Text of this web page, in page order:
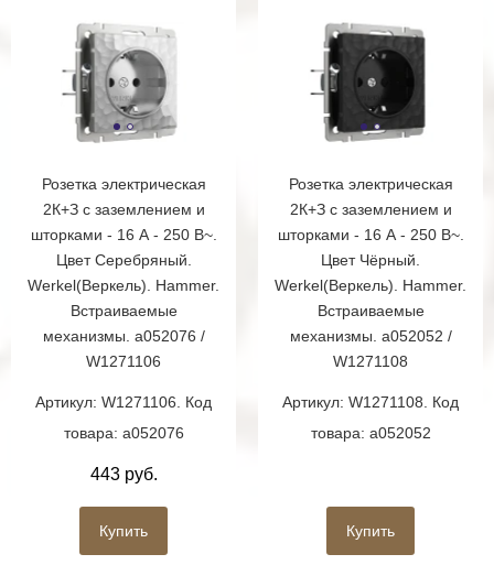
Розетка электрическая
2К+З с заземлением и
шторками - 16 А - 250 В~.
Цвет Серебряный.
Werkel(Веркель). Hammer.
Встраиваемые
механизмы. a052076 /
W1271106
Артикул: W1271106. Код
товара: a052076
443 руб.
Купить
Розетка электрическая
2К+З с заземлением и
шторками - 16 А - 250 В~.
Цвет Чёрный.
Werkel(Веркель). Hammer.
Встраиваемые
механизмы. a052052 /
W1271108
Артикул: W1271108. Код
товара: a052052
Купить